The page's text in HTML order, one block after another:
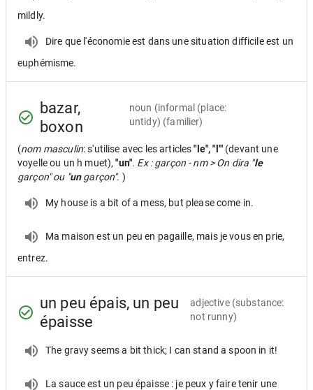
mildly.
Dire que l'économie est dans une situation difficile est un
euphémisme.
bazar,
boxon
noun (informal (place:
untidy) (familier)
(nom masculin: s'utilise avec les articles"le", "l'" (devant une
voyelle ou un h muet),"un". Ex : garçon - nm > On dira "le
garçon" ou "ungarçon". )
My house is a bit of a mess, but please come in.
Ma maison est un peu en pagaille, mais je vous en prie,
entrez.
un peu épais, un peu
épaisse
adjective (substance:
not runny)
The gravy seems a bit thick; I can stand a spoon in it!
La sauce est un peu épaisse : je peux y faire tenir une